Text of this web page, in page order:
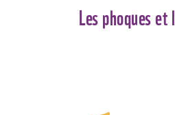
Les phoques